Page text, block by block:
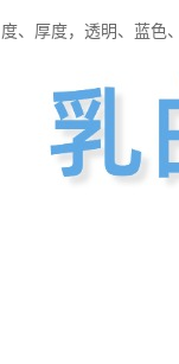
度、厚度，透明、蓝色